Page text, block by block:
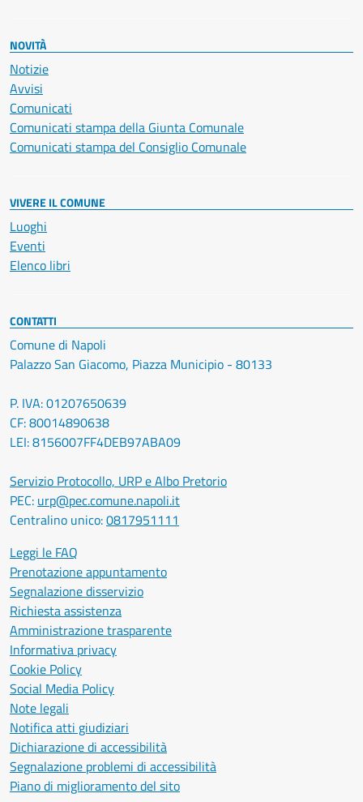
NOVITÀ
Notizie
Avvisi
Comunicati
Comunicati stampa della Giunta Comunale
Comunicati stampa del Consiglio Comunale
VIVERE IL COMUNE
Luoghi
Eventi
Elenco libri
CONTATTI
Comune di Napoli
Palazzo San Giacomo, Piazza Municipio - 80133
P. IVA: 01207650639
CF: 80014890638
LEI: 8156007FF4DEB97ABA09
Servizio Protocollo, URP e Albo Pretorio
PEC: urp@pec.comune.napoli.it
Centralino unico:0817951111
Leggi le FAQ
Prenotazione appuntamento
Segnalazione disservizio
Richiesta assistenza
Amministrazione trasparente
Informativa privacy
Cookie Policy
Social Media Policy
Note legali
Notifica atti giudiziari
Dichiarazione di accessibilità
Segnalazione problemi di accessibilità
Piano di miglioramento del sito